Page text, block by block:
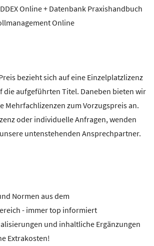
Online + Datenbank Praxishandbuch
Online
bezieht sich auf eine Einzelplatzlizenz
die aufgeführten Titel. Daneben bieten wir
Mehrfachlizenzen zum Vorzugspreis an.
oder individuelle Anfragen, wenden
untenstehenden Ansprechpartner.
Normen aus dem
- immer top informiert
und inhaltliche Ergänzungen
Extrakosten!